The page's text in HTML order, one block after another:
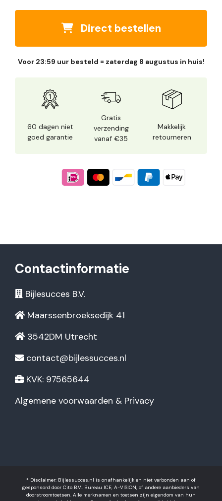
prijs
was:
€ 80,00.
prijs
is:
€ 39,95.
Direct bestellen
Voor 23:59 uur besteld = zaterdag 8 augustus in huis!
60 dagen niet
goed garantie
Gratis
verzending
vanaf €35
Makkelijk
retourneren
Contactinformatie
Bijlesucces B.V.
Maarssenbroeksedijk 41
3542DM Utrecht
contact@bijlessucces.nl
KVK: 97565644
Algemene voorwaarden & Privacy
* Disclaimer: Bijlessucces.nl is onafhankelijk en niet verbonden aan of
gesponsord door Cito B.V., Bureau ICE, A-VISION, of andere aanbieders van
doorstroomtoetsen. Alle merknamen en toetsen zijn eigendom van hun